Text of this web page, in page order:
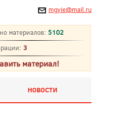
mgyie@mail.ru
материалов: 5102
3
материал!
НОВОСТИ